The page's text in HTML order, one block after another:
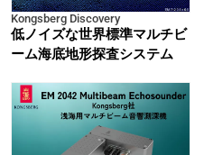
Kongsberg Discovery
低ノイズな世界標準マルチビ
ーム海底地形探査システム